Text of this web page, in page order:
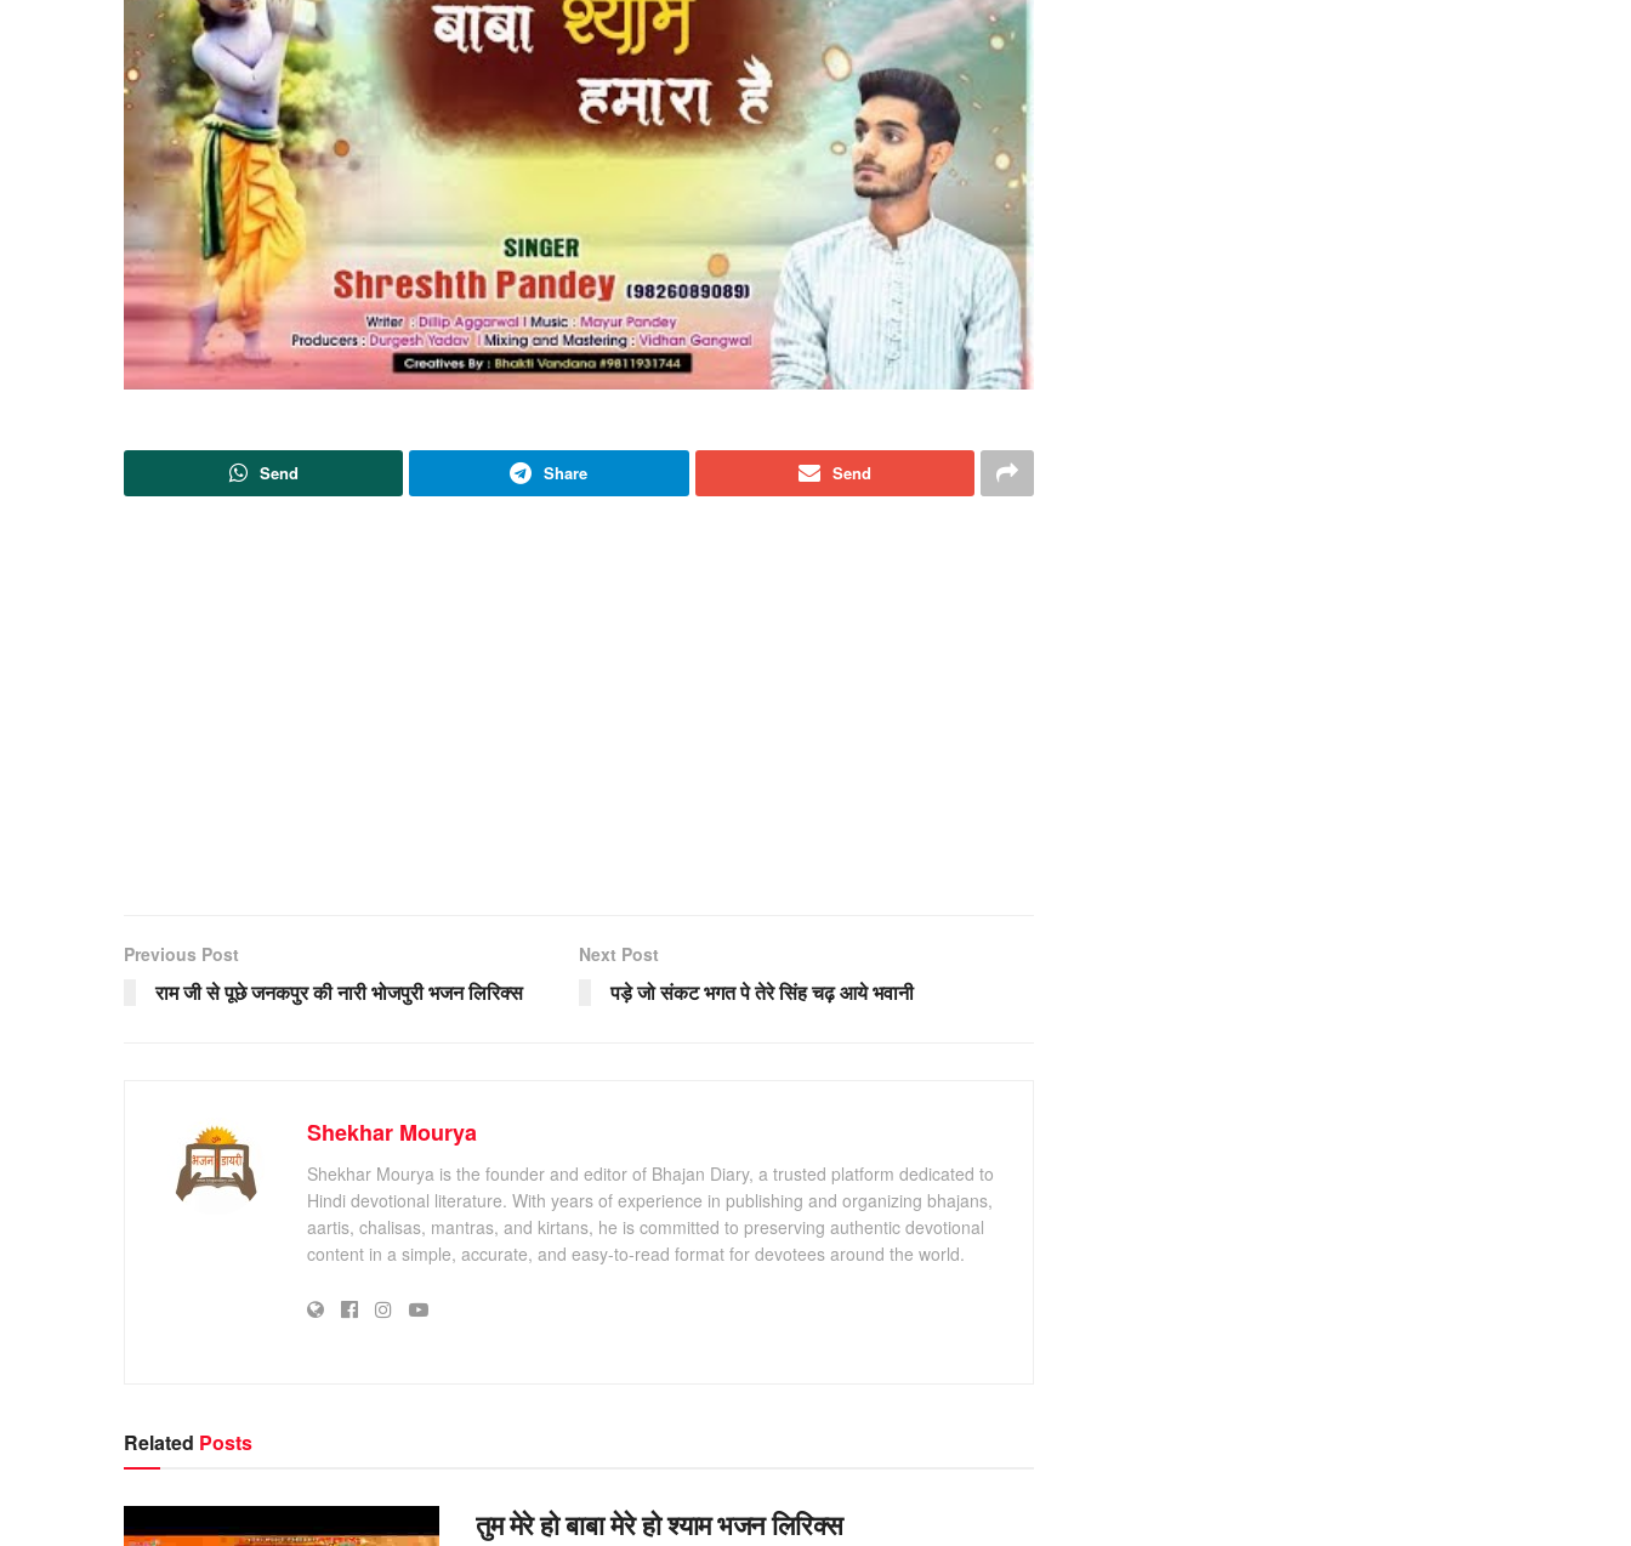
Send Share Send
Previous Post
राम जी से पूछे जनकपुर की नारी भोजपुरी भजन लिरिक्स
Next Post
पड़े जो संकट भगत पे तेरे सिंह चढ़ आये भवानी
Shekhar Mourya
Shekhar Mourya is the founder and editor of Bhajan Diary, a trusted platform dedicated to
Hindi devotional literature. With years of experience in publishing and organizing bhajans,
aartis, chalisas, mantras, and kirtans, he is committed to preserving authentic devotional
content in a simple, accurate, and easy-to-read format for devotees around the world.
Related Posts
तुम मेरे हो बाबा मेरे हो श्याम भजन लिरिक्स